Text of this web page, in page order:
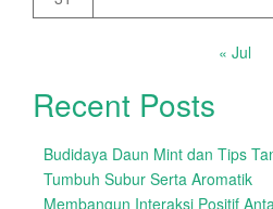
« Jul
Recent Posts
Budidaya Daun Mint dan Tips
Tumbuh Subur Serta Aromatik
Membangun Interaksi Positif